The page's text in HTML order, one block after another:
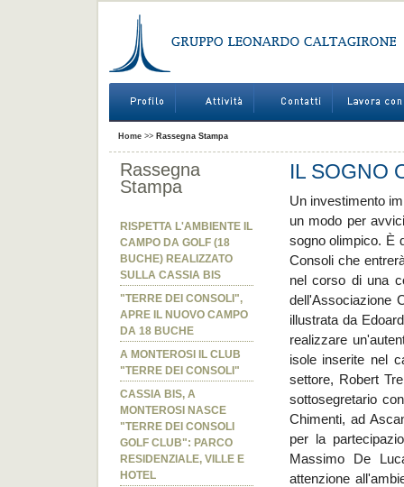
Home>> Rassegna Stampa
Rassegna
Stampa
RISPETTA L'AMBIENTE IL
CAMPO DA GOLF (18
BUCHE) REALIZZATO
SULLA CASSIA BIS
"TERRE DEI CONSOLI",
APRE IL NUOVO CAMPO
DA 18 BUCHE
A MONTEROSI IL CLUB
"TERRE DEI CONSOLI"
CASSIA BIS, A
MONTEROSI NASCE
"TERRE DEI CONSOLI
GOLF CLUB": PARCO
RESIDENZIALE, VILLE E
HOTEL
IL SOGNO
Un investimento
un modo per
sogno olimpico. È
Consoli che
nel corso di una
dell'Associazione
illustrata da
realizzare
isole inserite nel
settore, Robert
sottosegretario
Chimenti, ad
per la
Massimo De
attenzione